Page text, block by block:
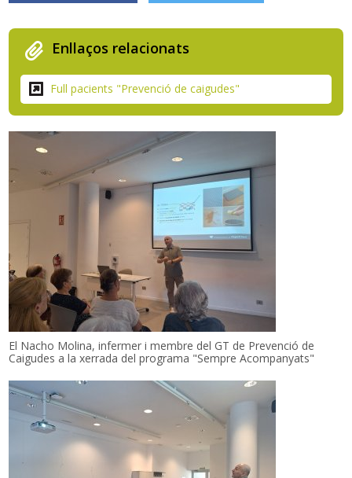
Enllaços relacionats
Full pacients "Prevenció de caigudes"
El Nacho Molina, infermer i membre del GT de Prevenció de
Caigudes a la xerrada del programa "Sempre Acompanyats"